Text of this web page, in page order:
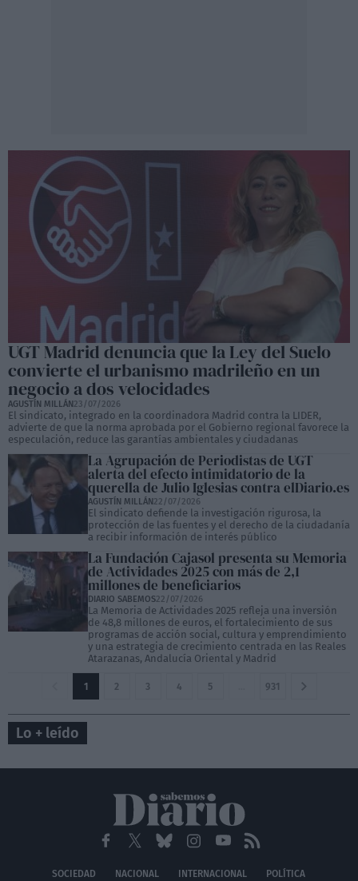
UGT Madrid denuncia que la Ley del Suelo
convierte el urbanismo madrileño en un
negocio a dos velocidades
AGUSTÍN MILLÁN23/07/2026
El sindicato, integrado en la coordinadora Madrid contra la LIDER,
advierte de que la norma aprobada por el Gobierno regional favorece la
especulación, reduce las garantías ambientales y ciudadanas
La Agrupación de Periodistas de UGT
alerta del efecto intimidatorio de la
querella de Julio Iglesias contra elDiario.es
AGUSTÍN MILLÁN22/07/2026
El sindicato defiende la investigación rigurosa, la
protección de las fuentes y el derecho de la ciudadanía
a recibir información de interés público
La Fundación Cajasol presenta su Memoria
de Actividades 2025 con más de 2,1
millones de beneficiarios
DIARIO SABEMOS22/07/2026
La Memoria de Actividades 2025 refleja una inversión
de 48,8 millones de euros, el fortalecimiento de sus
programas de acción social, cultura y emprendimiento
y una estrategia de crecimiento centrada en las Reales
Atarazanas, Andalucía Oriental y Madrid
1 2 3 4 5 931
Lo + leído
SOCIEDAD NACIONAL INTERNACIONAL POLÍTICA